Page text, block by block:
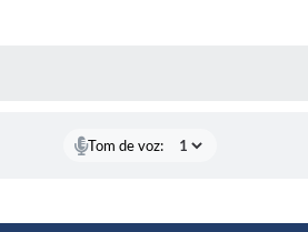
Tom de voz: